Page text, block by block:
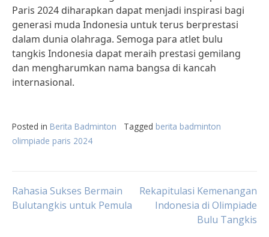
Paris 2024 diharapkan dapat menjadi inspirasi bagi
generasi muda Indonesia untuk terus berprestasi
dalam dunia olahraga. Semoga para atlet bulu
tangkis Indonesia dapat meraih prestasi gemilang
dan mengharumkan nama bangsa di kancah
internasional.
Posted in Berita Badminton Tagged berita badminton
olimpiade paris 2024
Post
Rahasia Sukses Bermain
Bulutangkis untuk Pemula
Rekapitulasi Kemenangan
Indonesia di Olimpiade
Bulu Tangkis